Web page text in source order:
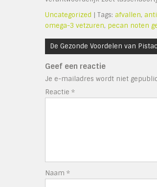
Uncategorized | Tags: afvallen,
omega-3 vetzuren, pecan noten
Bericht
navigatie
De Gezonde Voordelen van
Geef een reactie
Je e-mailadres wordt niet
Reactie *
Naam *